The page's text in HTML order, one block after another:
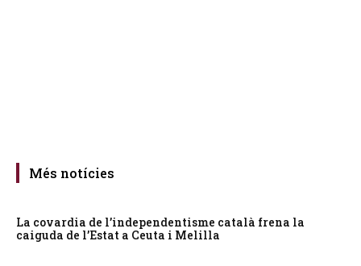
Més notícies
La covardia de l’independentisme català frena la
caiguda de l’Estat a Ceuta i Melilla